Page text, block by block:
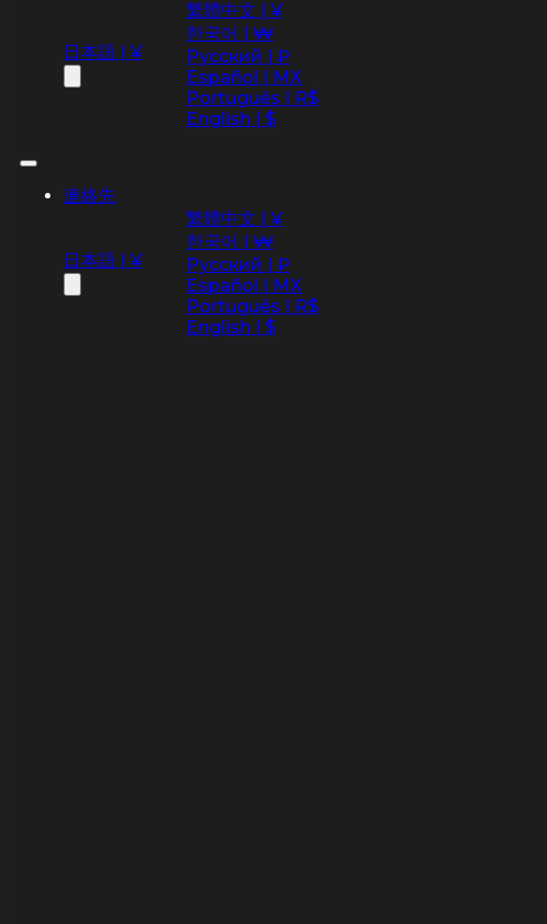
日本語 | ¥
繁體中文 | ¥
한국어 | ₩
Русский | ₽
Español | MX
Português | R$
English | $
連絡先
日本語 | ¥
繁體中文 | ¥
한국어 | ₩
Русский | ₽
Español | MX
Português | R$
English | $